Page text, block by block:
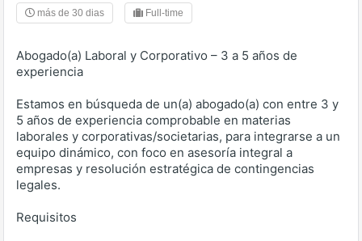
más de 30 dias Full-time
Abogado(a) Laboral y Corporativo – 3 a 5 años de
experiencia
Estamos en búsqueda de un(a) abogado(a) con entre 3 y
5 años de experiencia comprobable en materias
laborales y corporativas/societarias, para integrarse a un
equipo dinámico, con foco en asesoría integral a
empresas y resolución estratégica de contingencias
legales.
Requisitos